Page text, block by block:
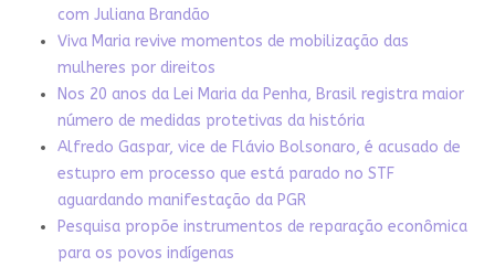
com Juliana Brandão
Viva Maria revive momentos de mobilização das
mulheres por direitos
Nos 20 anos da Lei Maria da Penha, Brasil registra maior
número de medidas protetivas da história
Alfredo Gaspar, vice de Flávio Bolsonaro, é acusado de
estupro em processo que está parado no STF
aguardando manifestação da PGR
Pesquisa propõe instrumentos de reparação econômica
para os povos indígenas